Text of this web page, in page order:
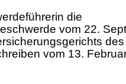
die
vom 22.
vom 13.